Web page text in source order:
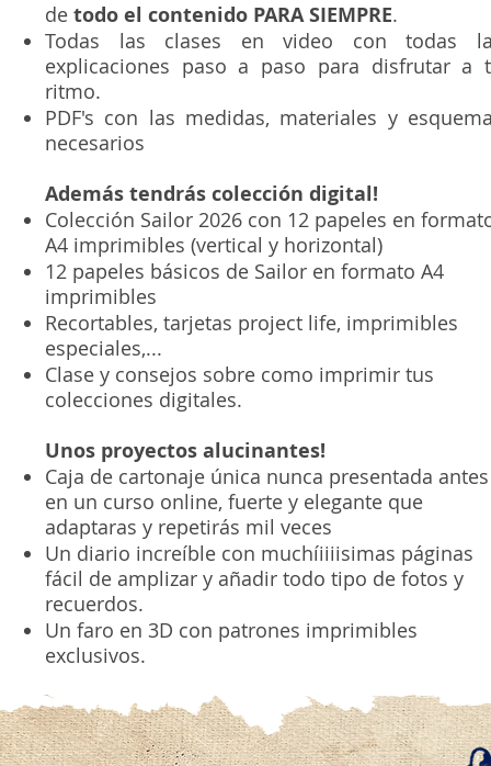
de todo el contenido PARA SIEMPRE.
Todas las clases en video con todas
explicaciones paso a paso para disfrutar a
ritmo.
PDF's con las medidas, materiales y
necesarios
Además tendrás colección digital!
Colección Sailor 2026 con 12 papeles en
A4 imprimibles (vertical y horizontal)
12 papeles básicos de Sailor en formato A4
imprimibles
Recortables, tarjetas project life, imprimibles
especiales,...
Clase y consejos sobre como imprimir tus
colecciones digitales.
Unos proyectos alucinantes!
Caja de cartonaje única nunca presentada antes
en un curso online, fuerte y elegante que
adaptaras y repetirás mil veces
Un diario increíble con muchíiiiisimas páginas
fácil de amplizar y añadir todo tipo de fotos y
recuerdos.
Un faro en 3D con patrones imprimibles
exclusivos.